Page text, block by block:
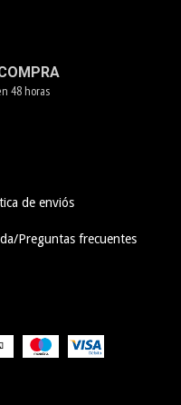
48 horas
de enviós
Preguntas frecuentes